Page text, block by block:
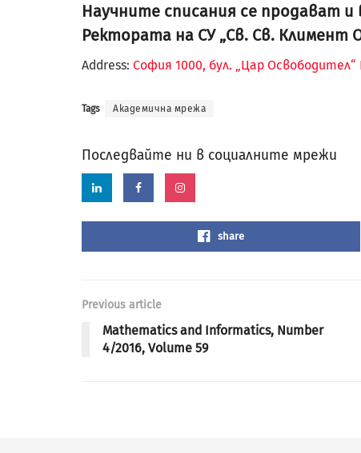
Научните списания се продават и
Ректората на СУ „Св. Св. Климент
Address: София 1000, бул. „Цар
Tags Академична мрежа
Последвайте ни в социалните мрежи
share
Previous article
Mathematics and Informatics, Number
4/2016, Volume 59